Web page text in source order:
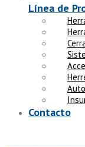
Línea de
Contacto